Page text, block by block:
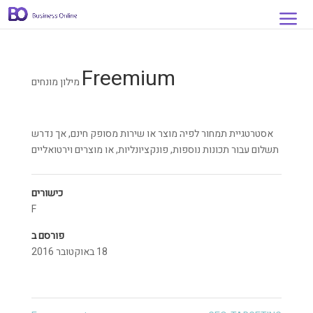
Freemium מילון מונחים
אסטרטגיית תמחור לפיה מוצר או שירות מסופק חינם, אך נדרש
תשלום עבור תכונות נוספות, פונקציונליות, או מוצרים וירטואליים
כישורים
F
פורסם ב
18 באוקטובר 2016